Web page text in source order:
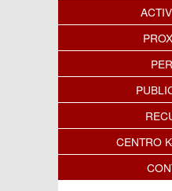
CENTRO